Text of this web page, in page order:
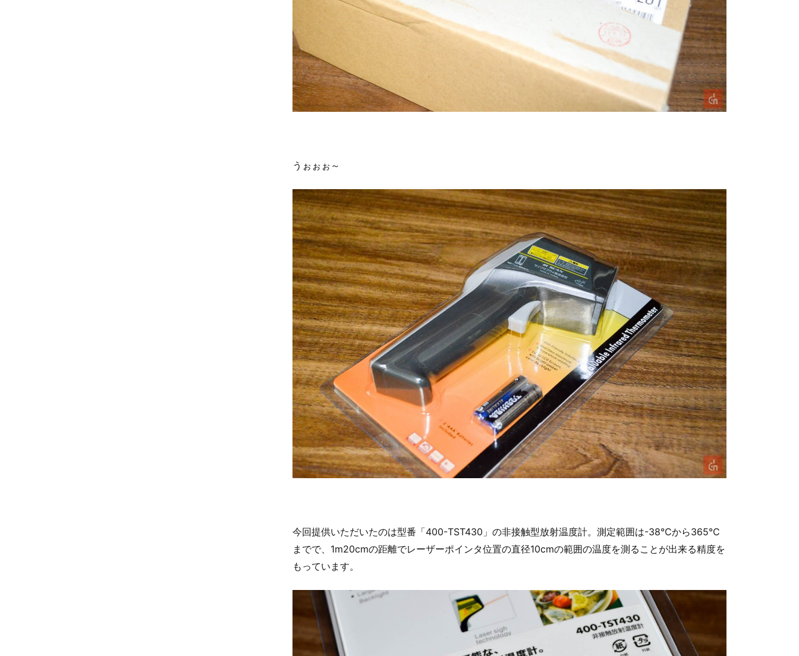
うぉぉぉ～
今回提供いただいたのは型番「400-TST430」の非接触型放射温度計。測定範囲は-38℃から365℃
までで、1m20cmの距離でレーザーポインタ位置の直径10cmの範囲の温度を測ることが出来る精度を
もっています。